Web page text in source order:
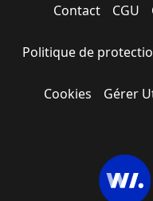
Contact CGU
Politique de
Cookies Gérer